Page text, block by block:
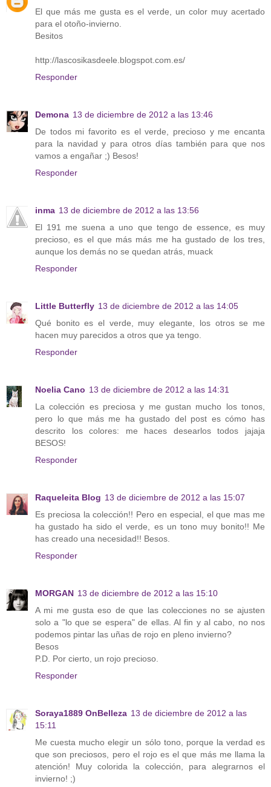
El que más me gusta es el verde, un color muy acertado
para el otoño-invierno.
Besitos
http://lascosikasdeele.blogspot.com.es/
Responder
Demona 13 de diciembre de 2012 a las 13:46
De todos mi favorito es el verde, precioso y me encanta
para la navidad y para otros días también para que nos
vamos a engañar ;) Besos!
Responder
inma 13 de diciembre de 2012 a las 13:56
El 191 me suena a uno que tengo de essence, es muy
precioso, es el que más más me ha gustado de los tres,
aunque los demás no se quedan atrás, muack
Responder
Little Butterfly 13 de diciembre de 2012 a las 14:05
Qué bonito es el verde, muy elegante, los otros se me
hacen muy parecidos a otros que ya tengo.
Responder
Noelia Cano 13 de diciembre de 2012 a las 14:31
La colección es preciosa y me gustan mucho los tonos,
pero lo que más me ha gustado del post es cómo has
descrito los colores: me haces desearlos todos jajaja
BESOS!
Responder
Raqueleita Blog 13 de diciembre de 2012 a las 15:07
Es preciosa la colección!! Pero en especial, el que mas me
ha gustado ha sido el verde, es un tono muy bonito!! Me
has creado una necesidad!! Besos.
Responder
MORGAN 13 de diciembre de 2012 a las 15:10
A mi me gusta eso de que las colecciones no se ajusten
solo a "lo que se espera" de ellas. Al fin y al cabo, no nos
podemos pintar las uñas de rojo en pleno invierno?
Besos
P.D. Por cierto, un rojo precioso.
Responder
Soraya1889 OnBelleza 13 de diciembre de 2012 a las
15:11
Me cuesta mucho elegir un sólo tono, porque la verdad es
que son preciosos, pero el rojo es el que más me llama la
atención! Muy colorida la colección, para alegrarnos el
invierno! ;)